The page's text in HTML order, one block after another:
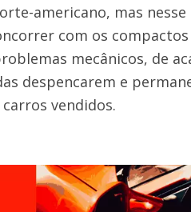
americano, mas
com os
mecânicos, de
despencarem e
vendidos.